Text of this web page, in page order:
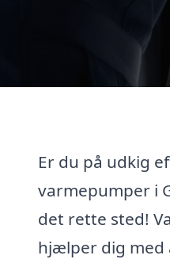
Er du på udkig
varmepumper i
det rette sted!
hjælper dig med